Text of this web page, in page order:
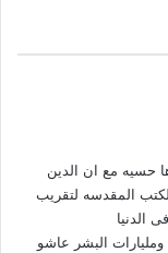
حسيه مع ان الدين
المقدسه لتقريب
الدنيا
ومليارات البشر عاشو